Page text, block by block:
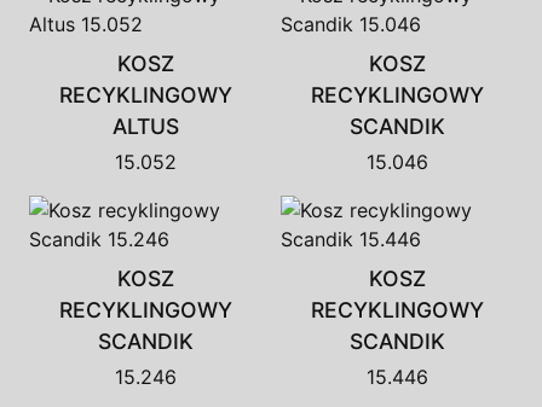
KOSZ
RECYKLINGOWY
ALTUS
15.052
KOSZ
RECYKLINGOWY
SCANDIK
15.046
KOSZ
RECYKLINGOWY
SCANDIK
15.246
KOSZ
RECYKLINGOWY
SCANDIK
15.446